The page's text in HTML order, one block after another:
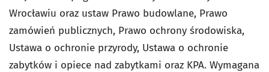
Wrocławiu oraz ustaw Prawo budowlane, Prawo
zamówień publicznych, Prawo ochrony środowiska,
Ustawa o ochronie przyrody, Ustawa o ochronie
zabytków i opiece nad zabytkami oraz KPA. Wymagana